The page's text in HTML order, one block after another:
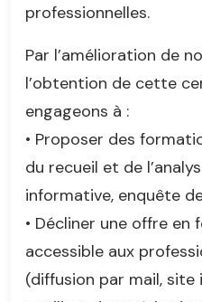
professionnelles.
Par l’amélioration de
l’obtention de cette
engageons à :
• Proposer des
du recueil et de
informative, enquête
• Décliner une offre
accessible aux
(diffusion par mail,